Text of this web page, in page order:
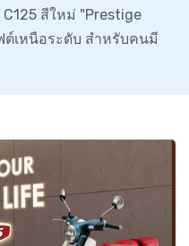
C125 สีใหม่ "Prestige
ต์เหนือระดับ สำหรับคนมี